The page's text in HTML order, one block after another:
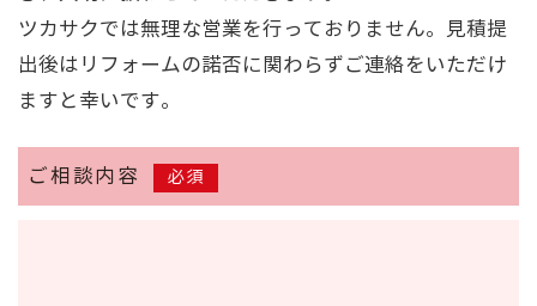
ツカサクでは無理な営業を行っておりません。見積提
出後はリフォームの諾否に関わらずご連絡をいただけ
ますと幸いです。
ご相談内容 必須